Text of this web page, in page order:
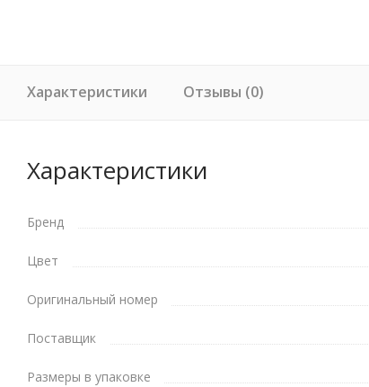
Характеристики Отзывы (0)
Характеристики
Бренд
Цвет
Оригинальный номер
Поставщик
Размеры в упаковке